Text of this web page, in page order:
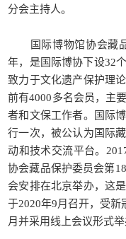
分会主持人。
国际博物馆协会藏品
年，是国际博协下设32
致力于文化遗产保护理
前有4000多名会员，主
者和文保工作者。国际
行一次，被公认为国际
动和技术交流平台。
协会藏品保护委员会第
会安排在北京举办，这
于2020年9月召开，受新
月并采用线上会议形式举